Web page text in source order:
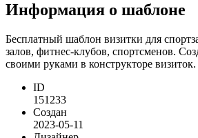
Информация о шаблоне
Бесплатный шаблон визитки для
залов, фитнес-клубов, спортсменов.
своими руками в конструкторе визиток.
ID
151233
Создан
2023-05-11